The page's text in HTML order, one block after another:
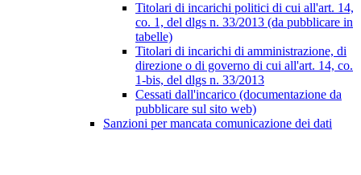
Titolari di incarichi politici di cui all'art. 14,
co. 1, del dlgs n. 33/2013 (da pubblicare in
tabelle)
Titolari di incarichi di amministrazione, di
direzione o di governo di cui all'art. 14, co.
1-bis, del dlgs n. 33/2013
Cessati dall'incarico (documentazione da
pubblicare sul sito web)
Sanzioni per mancata comunicazione dei dati